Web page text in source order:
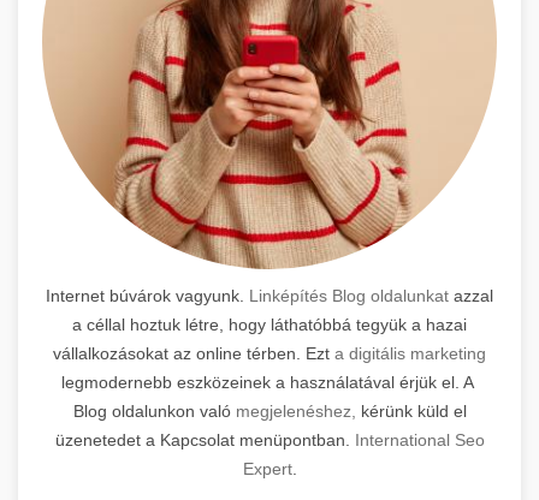
Internet búvárok vagyunk. Linképítés Blog oldalunkat azzal
a céllal hoztuk létre, hogy láthatóbbá tegyük a hazai
vállalkozásokat az online térben. Ezt a digitális marketing
legmodernebb eszközeinek a használatával érjük el. A
Blog oldalunkon való megjelenéshez,
kérünk küld el
üzenetedet a Kapcsolat menüpontban. International Seo
Expert.